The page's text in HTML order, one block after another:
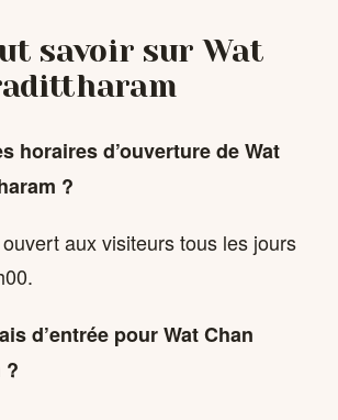
savoir sur Wat
horaires d’ouverture de Wat
?
aux visiteurs tous les jours
d’entrée pour Wat Chan
?